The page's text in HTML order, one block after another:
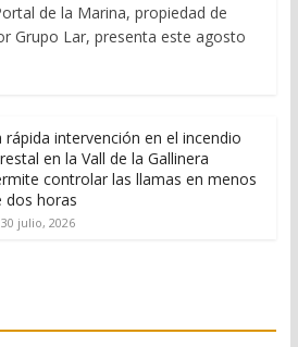
de la Marina, propiedad de
Grupo Lar, presenta este agosto
rápida intervención en el incendio
en la Vall de la Gallinera
controlar las llamas en menos
dos horas
30 julio, 2026